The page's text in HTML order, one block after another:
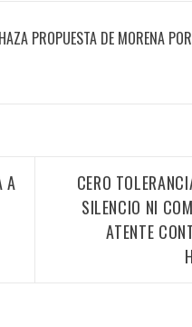
PROPUESTA DE MORENA
A
CERO
SILENCIO NI
ATENTE